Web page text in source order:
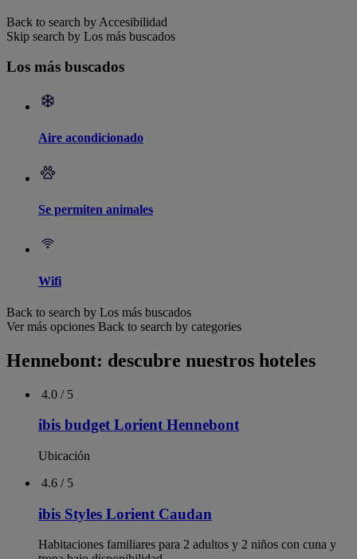
Back to search by Accesibilidad
Skip search by Los más buscados
Los más buscados
Aire acondicionado
Se permiten animales
Wifi
Back to search by Los más buscados
Ver más opciones Back to search by categories
Hennebont: descubre nuestros hoteles
Mantra, Resorts, Business
establecer un perfil de sus
botón «Personalizar».